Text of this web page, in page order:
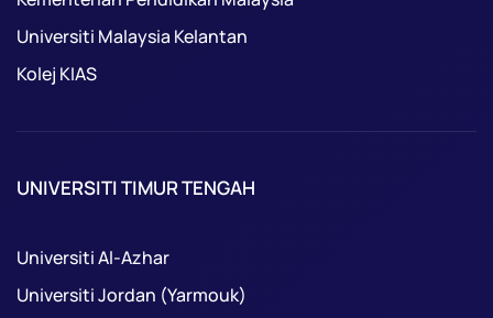
Universiti Malaysia Kelantan
Kolej KIAS
UNIVERSITI TIMUR TENGAH
Universiti Al-Azhar
Universiti Jordan (Yarmouk)